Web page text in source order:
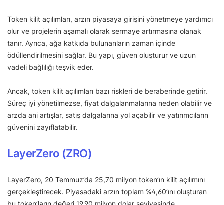
Token kilit açılımları, arzın piyasaya girişini yönetmeye yardımcı
olur ve projelerin aşamalı olarak sermaye artırmasına olanak
tanır. Ayrıca, ağa katkıda bulunanların zaman içinde
ödüllendirilmesini sağlar. Bu yapı, güven oluşturur ve uzun
vadeli bağlılığı teşvik eder.
Ancak, token kilit açılımları bazı riskleri de beraberinde getirir.
Süreç iyi yönetilmezse, fiyat dalgalanmalarına neden olabilir ve
arzda ani artışlar, satış dalgalarına yol açabilir ve yatırımcıların
güvenini zayıflatabilir.
LayerZero (ZRO)
LayerZero, 20 Temmuz’da 25,70 milyon token’ın kilit açılımını
gerçekleştirecek. Piyasadaki arzın toplam %4,60’ını oluşturan
bu token’ların değeri 19,90 milyon dolar seviyesinde.